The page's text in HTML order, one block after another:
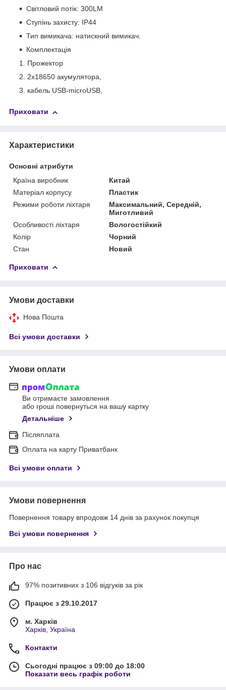
Світловий потік: 300LM
Ступінь захисту: IP44
Тип вимикача: натискний вимикач.
Комплектація
Прожектор
2х18650 акумулятора,
кабель USB-microUSB,
Приховати
Характеристики
Основні атрибути
Країна виробник
Китай
Матеріал корпусу
Пластик
Режими роботи ліхтаря
Максимальний, Середній,
Миготливий
Особливості ліхтаря
Вологостійкий
Колір
Чорний
Стан
Новий
Приховати
Умови доставки
Нова Пошта
Всі умови доставки
Умови оплати
Ви отримаєте замовлення
або гроші повернуться на вашу картку
Детальніше
Післяплата
Оплата на карту Приватбанк
Всі умови оплати
Умови повернення
Повернення товару впродовж 14 днів за рахунок покупця
Всі умови повернення
Про нас
97% позитивних з 106 відгуків за рік
Працює з 29.10.2017
м. Харків
Харків, Україна
Контакти
Сьогодні працює з 09:00 до 18:00
Показати весь графік роботи